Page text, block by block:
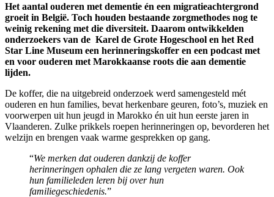
Het aantal ouderen met dementie én een migratieachtergrond
groeit in België. Toch houden bestaande zorgmethodes nog te
weinig rekening met die diversiteit. Daarom ontwikkelden
onderzoekers van de Karel de Grote Hogeschool en het Red
Star Line Museum een herinneringskoffer en een podcast met
en voor ouderen met Marokkaanse roots die aan dementie
lijden.
De koffer, die na uitgebreid onderzoek werd samengesteld mét
ouderen en hun families, bevat herkenbare geuren, foto’s, muziek en
voorwerpen uit hun jeugd in Marokko én uit hun eerste jaren in
Vlaanderen. Zulke prikkels roepen herinneringen op, bevorderen het
welzijn en brengen vaak warme gesprekken op gang.
“We merken dat ouderen dankzij de koffer
herinneringen ophalen die ze lang vergeten waren. Ook
hun familieleden leren bij over hun
familiegeschiedenis.”